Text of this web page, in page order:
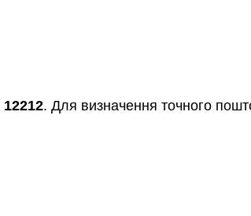
12212. Для визначення точного